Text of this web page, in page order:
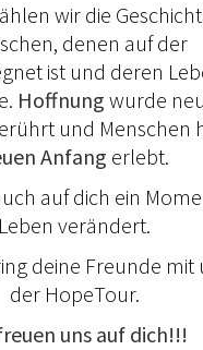
wir die
denen auf der
ist und deren
Hoffnung wurde
und Menschen
Anfang erlebt.
auf dich ein
Leben verändert.
deine Freunde mit
der HopeTour.
uns auf dich!!!